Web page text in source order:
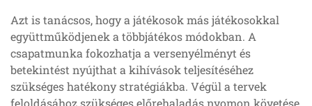
Azt is tanácsos, hogy a játékosok más játékosokkal
együttműködjenek a többjátékos módokban. A
csapatmunka fokozhatja a versenyélményt és
betekintést nyújthat a kihívások teljesítéséhez
szükséges hatékony stratégiákba. Végül a tervek
feloldásához szükséges előrehaladás nyomon követése